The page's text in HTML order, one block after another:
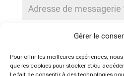
Gérer le
Pour offrir les meilleures expériences,
que les cookies pour stocker et/ou
Le fait de consentir à ces technologies
Notifiez-moi des